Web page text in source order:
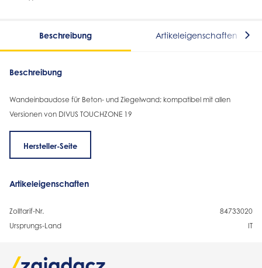
Beschreibung Artikeleigenschaften
Beschreibung
Wandeinbaudose für Beton- und Ziegelwand; kompatibel mit allen
Versionen von DIVUS TOUCHZONE 19
Hersteller-Seite
Artikeleigenschaften
Zolltarif-Nr.
84733020
Ursprungs-Land
IT